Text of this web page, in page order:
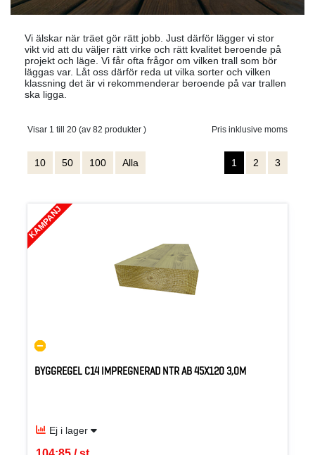
Vi älskar när träet gör rätt jobb. Just därför lägger vi stor
vikt vid att du väljer rätt virke och rätt kvalitet beroende på
projekt och läge. Vi får ofta frågor om vilken trall som bör
läggas var. Låt oss därför reda ut vilka sorter och vilken
klassning det är vi rekommenderar beroende på var trallen
ska ligga.
Visar 1 till 20 (av 82 produkter ) Pris inklusive moms
10 50 100 Alla 1 2 3
KAMPANJ
BYGGREGEL C14 IMPREGNERAD NTR AB 45X120 3,0M
Ej i lager